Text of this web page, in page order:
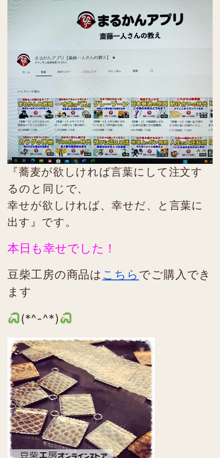
『蕎麦が欲しければ言葉にして注文す
るのと同じで、
幸せが欲しければ、幸せだ、と言葉に
出す』です。
本日も幸せでした！
豆柴工房の商品は こちら でご購入でき
ます
(*^-^*)